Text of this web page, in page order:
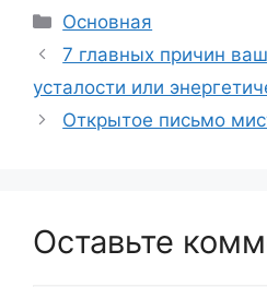
Рубрики
Основная
7 главных причин
усталости или
Открытое письмо
Оставьте